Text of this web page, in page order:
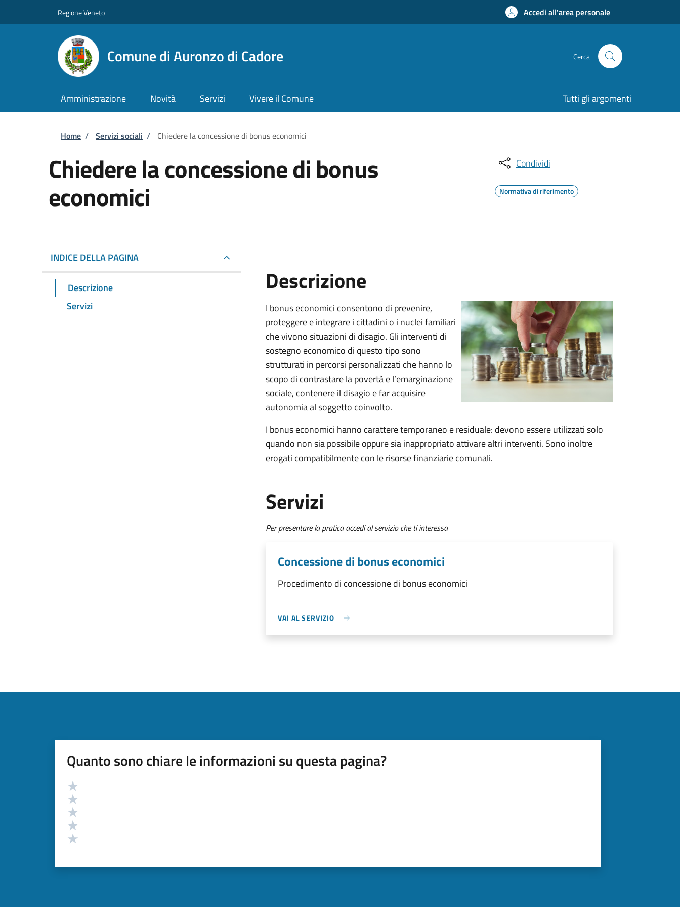
Regione Veneto Accedi all'area personale
Comune di Auronzo di Cadore Cerca
Amministrazione Novità Servizi Vivere il Comune Tutti gli argomenti
Briciole di pane
Home / Servizi sociali / Chiedere la concessione di bonus economici
Chiedere la concessione di bonus
economici
Condividi
Normativa di riferimento
INDICE DELLA PAGINA
Descrizione
Servizi
Descrizione
I bonus economici consentono di prevenire,
proteggere e integrare i cittadini o i nuclei familiari
che vivono situazioni di disagio. Gli interventi di
sostegno economico di questo tipo sono
strutturati in percorsi personalizzati che hanno lo
scopo di contrastare la povertà e l’emarginazione
sociale, contenere il disagio e far acquisire
autonomia al soggetto coinvolto.
I bonus economici hanno carattere temporaneo e residuale: devono essere utilizzati solo
quando non sia possibile oppure sia inappropriato attivare altri interventi. Sono inoltre
erogati compatibilmente con le risorse finanziarie comunali.
Servizi
Per presentare la pratica accedi al servizio che ti interessa
Concessione di bonus economici
Procedimento di concessione di bonus economici
VAI AL SERVIZIO
Quanto sono chiare le informazioni su questa pagina?
Valutazione